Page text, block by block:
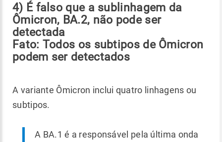
4) É falso que a sublinhagem da
Ômicron, BA.2, não pode ser
detectada
Fato: Todos os subtipos de Ômicron
podem ser detectados
A variante Ômicron inclui quatro linhagens ou
subtipos.
A BA.1 é a responsável pela última onda